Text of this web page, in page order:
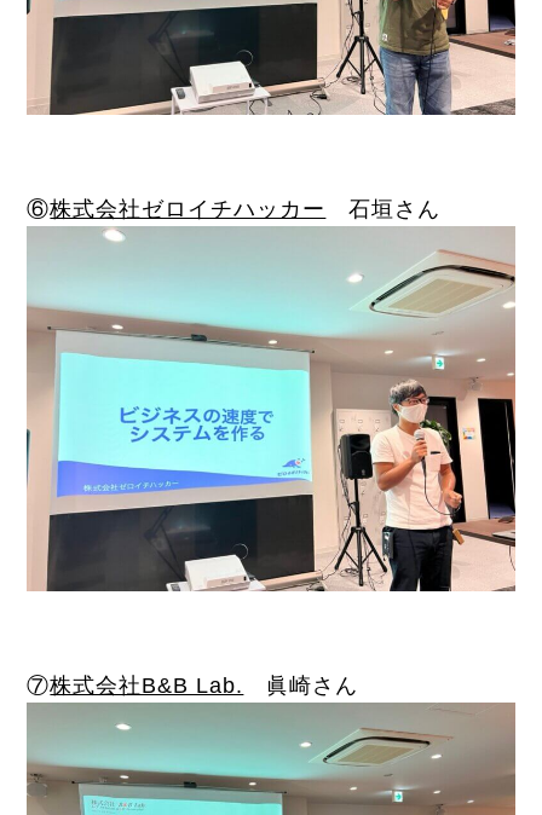
⑥株式会社ゼロイチハッカー 石垣さん
⑦株式会社B&B Lab. 眞崎さん